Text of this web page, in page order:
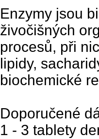
Enzymy jsou
živočišných
procesů, při
lipidy,
biochemické
Doporučené
1 - 3 tablety